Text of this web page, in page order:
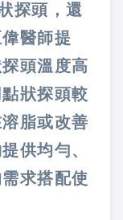
探頭，還
醫師提
頭溫度高
狀探頭較
脂或改善
供均勻、
求搭配使